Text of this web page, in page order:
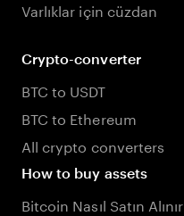
Varlıklar için cüzdan
Crypto-converter
BTC to USDT
BTC to Ethereum
All crypto converters
How to buy assets
Bitcoin Nasıl Satın Alınır